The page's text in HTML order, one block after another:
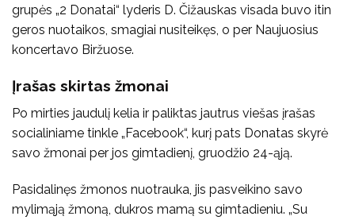
grupės „2 Donatai“ lyderis D. Čižauskas visada buvo itin
geros nuotaikos, smagiai nusiteikęs, o per Naujuosius
koncertavo Biržuose.
Įrašas skirtas žmonai
Po mirties jaudulį kelia ir paliktas jautrus viešas įrašas
socialiniame tinkle „Facebook“, kurį pats Donatas skyrė
savo žmonai per jos gimtadienį, gruodžio 24-ąją.
Pasidalinęs žmonos nuotrauka, jis pasveikino savo
mylimąją žmoną, dukros mamą su gimtadieniu. „Su